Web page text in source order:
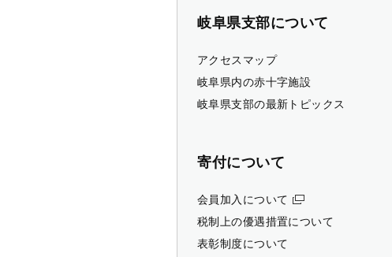
岐阜県支部について
アクセスマップ
岐阜県内の赤十字施設
岐阜県支部の最新トピックス
寄付について
会員加入について
税制上の優遇措置について
表彰制度について